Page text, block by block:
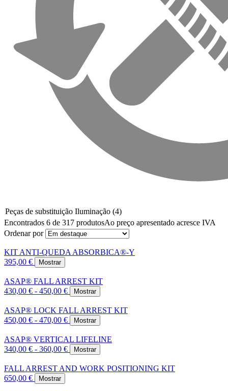
Peças de substituição Iluminação (4)
Encontrados 6 de 317 produtosAo preço apresentado acresce IVA
Ordenar por
KIT ANTI-QUEDA ABSORBICA®-Y
395,00 €
Mostrar
ASAP® FALL ARREST KIT
430,00 € - 450,00 €
Mostrar
ASAP® LOCK FALL ARREST KIT
450,00 € - 470,00 €
Mostrar
ASAP® VERTICAL LIFELINE
340,00 € - 360,00 €
Mostrar
FALL ARREST AND WORK POSITIONING KIT
650,00 €
Mostrar